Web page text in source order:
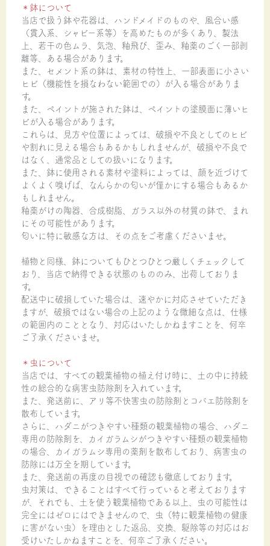
＊鉢について
当店で扱う鉢や花器は、ハンドメイドのものや、風合い感
（貫入系、シャビー系等）を高めたものが多くあり、製法
上、若干の色ムラ、気泡、釉飛び、歪み、釉薬のごく一部剥
離等、ある場合があります。
また、セメント系の鉢は、素材の特性上、一部表面に小さい
ヒビ（機能性を損なわない範囲での）が入る場合がありま
す。
また、ペイントが施された鉢は、ペイントの塗膜面に薄いヒ
ビが入る場合があります。
これらは、見方や位置によっては、破損や不良としてのヒビ
や割れに見える場合もあるかもしれませんが、破損や不良で
はなく、通常品としての扱いになります。
また、鉢に使用される素材や塗料によっては、顔を近づけて
よくよく嗅げば、なんらかの匂いが僅かにする場合もあるか
もしれません。
釉薬がけの陶器、合成樹脂、ガラス以外の材質の鉢で、まれ
にその可能性があります。
匂いに特に敏感な方は、その点をご考慮くださいませ。
植物と同様、鉢についてもひとつひとつ厳しくチェックして
おり、当店で納得できる状態のもののみ、出荷しておりま
す。
配送中に破損していた場合は、速やかに対応させていただき
ますが、破損ではない場合の上記のような微細な点は、仕様
の範囲内のこととなり、対応はいたしかねますことを、何卒
ご了承くださいませ。
＊虫について
当店では、すべての観葉植物の植え付け時に、土の中に持続
性の総合的な病害虫防除剤を入れています。
また、発送前に、アリ等不快害虫の防除剤とコバエ防除剤を
散布しています。
さらに、ハダニがつきやすい種類の観葉植物の場合、ハダニ
専用の防除剤を、カイガラムシがつきやすい種類の観葉植物
の場合、カイガラムシ専用の薬剤を散布しており、病害虫の
防除には万全を期しています。
また、発送前の再度の目視での確認も徹底しております。
虫対策は、できることはすべて行っていると考えております
が、それでも、土を使う観葉植物である以上、虫の可能性は
完全にはゼロにはできませんので、虫（特に観葉植物の健康
に害がない虫）を理由とした返品、交換、駆除等の対応はお
受けいたしかねますことを、何卒ご了承ください。